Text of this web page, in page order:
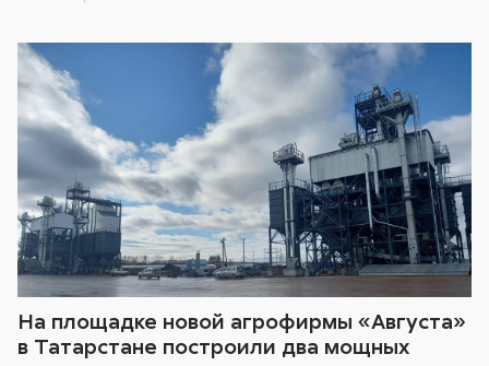
На площадке новой агрофирмы «Августа»
в Татарстане построили два мощных